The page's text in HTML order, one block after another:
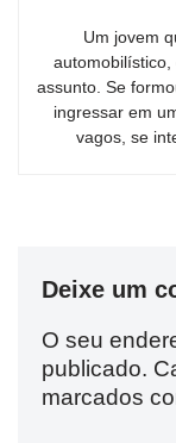
Um jovem
assunto. Se
ingressar em
vagos, se
Deixe um
O seu
publicado.
marcados